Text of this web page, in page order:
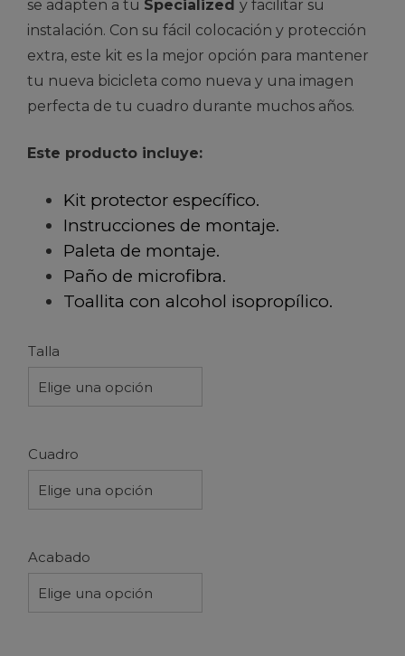
se adapten a tu Specialized y facilitar su
instalación. Con su fácil colocación y protección
extra, este kit es la mejor opción para mantener
tu nueva bicicleta como nueva y una imagen
perfecta de tu cuadro durante muchos años.
Este producto incluye:
Kit protector específico.
Instrucciones de montaje.
Paleta de montaje.
Paño de microfibra.
Toallita con alcohol isopropílico.
Talla
Elige una opción
Cuadro
Elige una opción
Acabado
Elige una opción